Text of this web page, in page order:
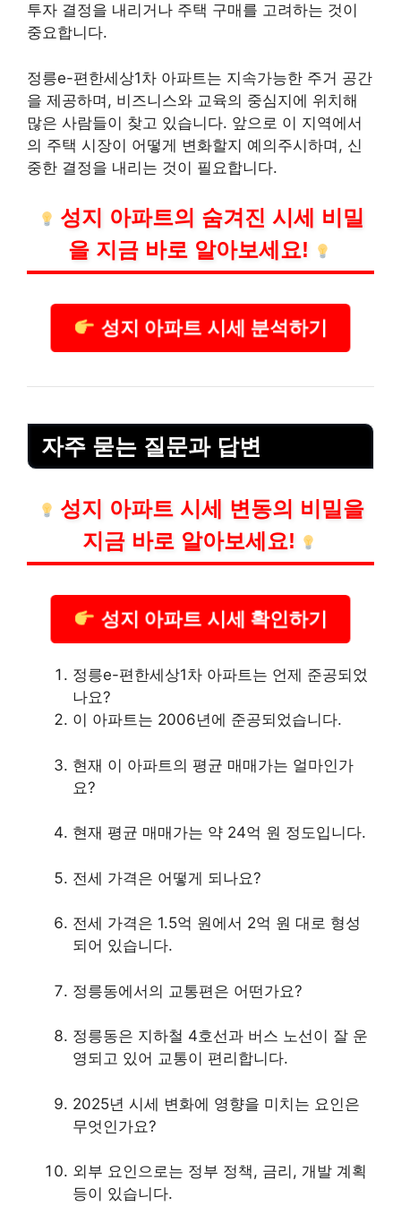
투자 결정을 내리거나 주택 구매를 고려하는 것이
중요합니다.
정릉e-편한세상1차 아파트는 지속가능한 주거 공간
을 제공하며, 비즈니스와 교육의 중심지에 위치해
많은 사람들이 찾고 있습니다. 앞으로 이 지역에서
의 주택 시장이 어떻게 변화할지 예의주시하며, 신
중한 결정을 내리는 것이 필요합니다.
성지 아파트의 숨겨진 시세 비밀
을 지금 바로 알아보세요!
성지 아파트 시세 분석하기
자주 묻는 질문과 답변
성지 아파트 시세 변동의 비밀을
지금 바로 알아보세요!
성지 아파트 시세 확인하기
정릉e-편한세상1차 아파트는 언제 준공되었
나요?
이 아파트는 2006년에 준공되었습니다.
현재 이 아파트의 평균 매매가는 얼마인가
요?
현재 평균 매매가는 약 24억 원 정도입니다.
전세 가격은 어떻게 되나요?
전세 가격은 1.5억 원에서 2억 원 대로 형성
되어 있습니다.
정릉동에서의 교통편은 어떤가요?
정릉동은 지하철 4호선과 버스 노선이 잘 운
영되고 있어 교통이 편리합니다.
2025년 시세 변화에 영향을 미치는 요인은
무엇인가요?
외부 요인으로는 정부 정책, 금리, 개발 계획
등이 있습니다.